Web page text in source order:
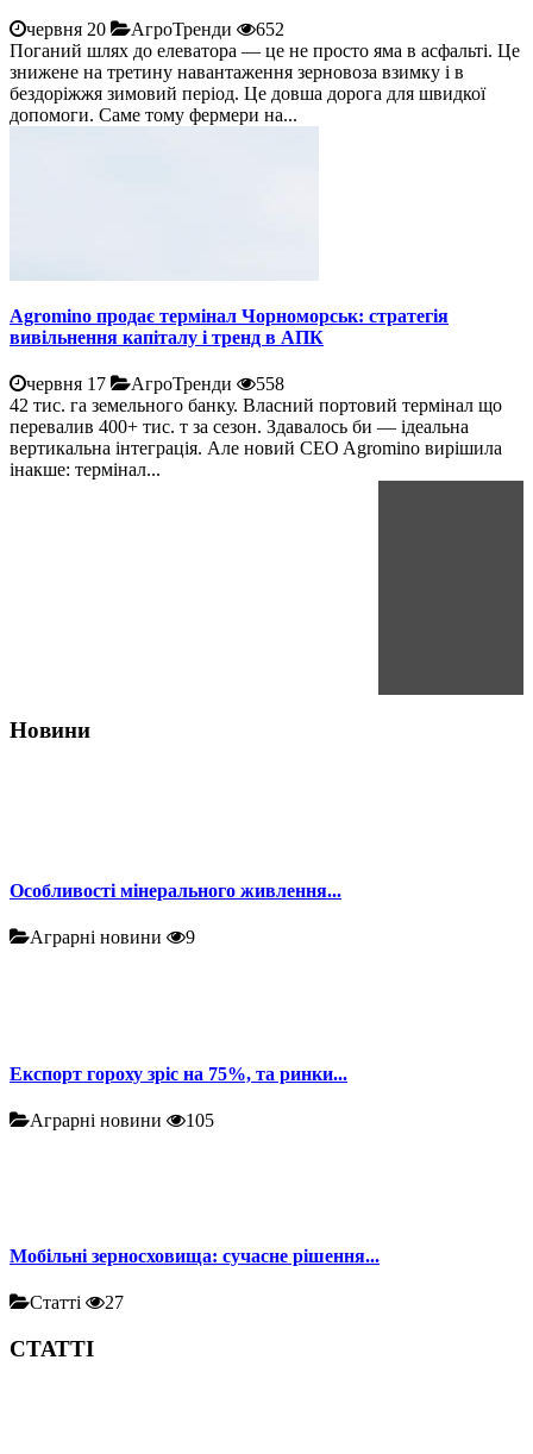
червня 20 АгроТренди
652
Поганий шлях до елеватора — це не просто яма в асфальті. Це
знижене на третину навантаження зерновоза взимку і в
бездоріжжя зимовий період. Це довша дорога для швидкої
допомоги. Саме тому фермери на...
Agromino продає термінал Чорноморськ: стратегія
вивільнення капіталу і тренд в АПК
червня 17 АгроТренди
558
42 тис. га земельного банку. Власний портовий термінал що
перевалив 400+ тис. т за сезон. Здавалось би — ідеальна
вертикальна інтеграція. Але новий CEO Agromino вирішила
інакше: термінал...
Новини
Особливості мінерального живлення...
Аграрні новини 9
Експорт гороху зріс на 75%, та ринки...
Аграрні новини 105
Мобільні зерносховища: сучасне рішення...
Статті 27
СТАТТІ